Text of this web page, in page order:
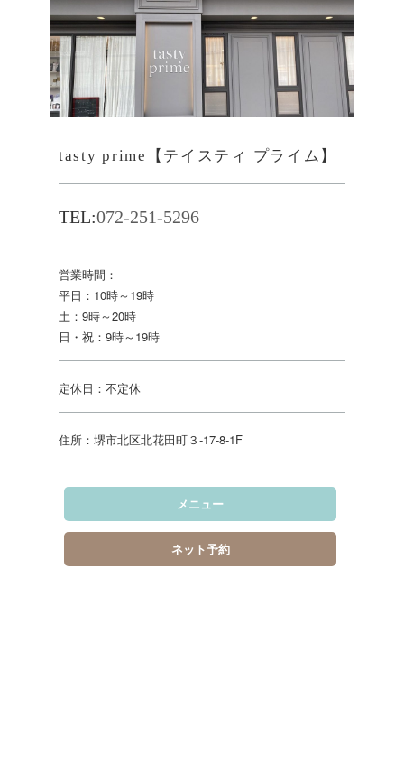
tasty prime【テイスティ プライム】
TEL:072-251-5296
営業時間：
平日：10時～19時
土：9時～20時
日・祝：9時～19時
定休日：不定休
住所：堺市北区北花田町３‐17‐8‐1F
メニュー
ネット予約